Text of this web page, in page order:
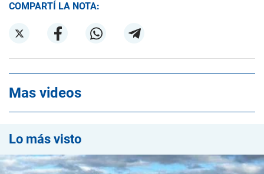
COMPARTÍ LA NOTA:
Mas videos
Lo más visto